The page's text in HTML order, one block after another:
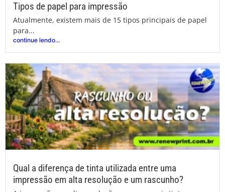
Tipos de papel para impressão
Atualmente, existem mais de 15 tipos principais de papel
para...
continue lendo...
Qual a diferença de tinta utilizada entre uma
impressão em alta resolução e um rascunho?